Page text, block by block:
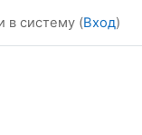
в систему (Вход)